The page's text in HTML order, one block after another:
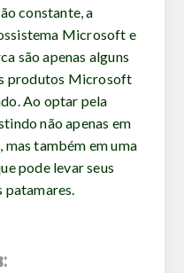
constante, a
Microsoft e
são apenas alguns
produtos Microsoft
Ao optar pela
não apenas em
também em uma
pode levar seus
patamares.